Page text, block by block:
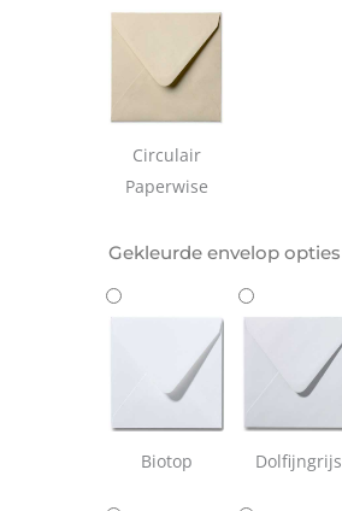
Circulair
Paperwise
Gekleurde envelop opties
Biotop Dolfijngrijs